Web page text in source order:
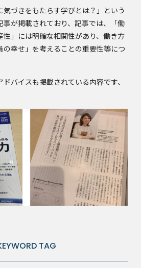
気づきをもたらす学びとは？」という
が掲載されており、記事では、「働
性」には明確な相関性があり、働き方
幸せ」を考えることの重要性等につ
バイスも掲載されている内容です、
TAG